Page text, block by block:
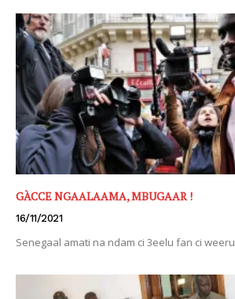
GÀCCE NGAALAAMA, MBUGAAR !
16/11/2021
Senegaal amati na ndam ci 3eelu fan ci